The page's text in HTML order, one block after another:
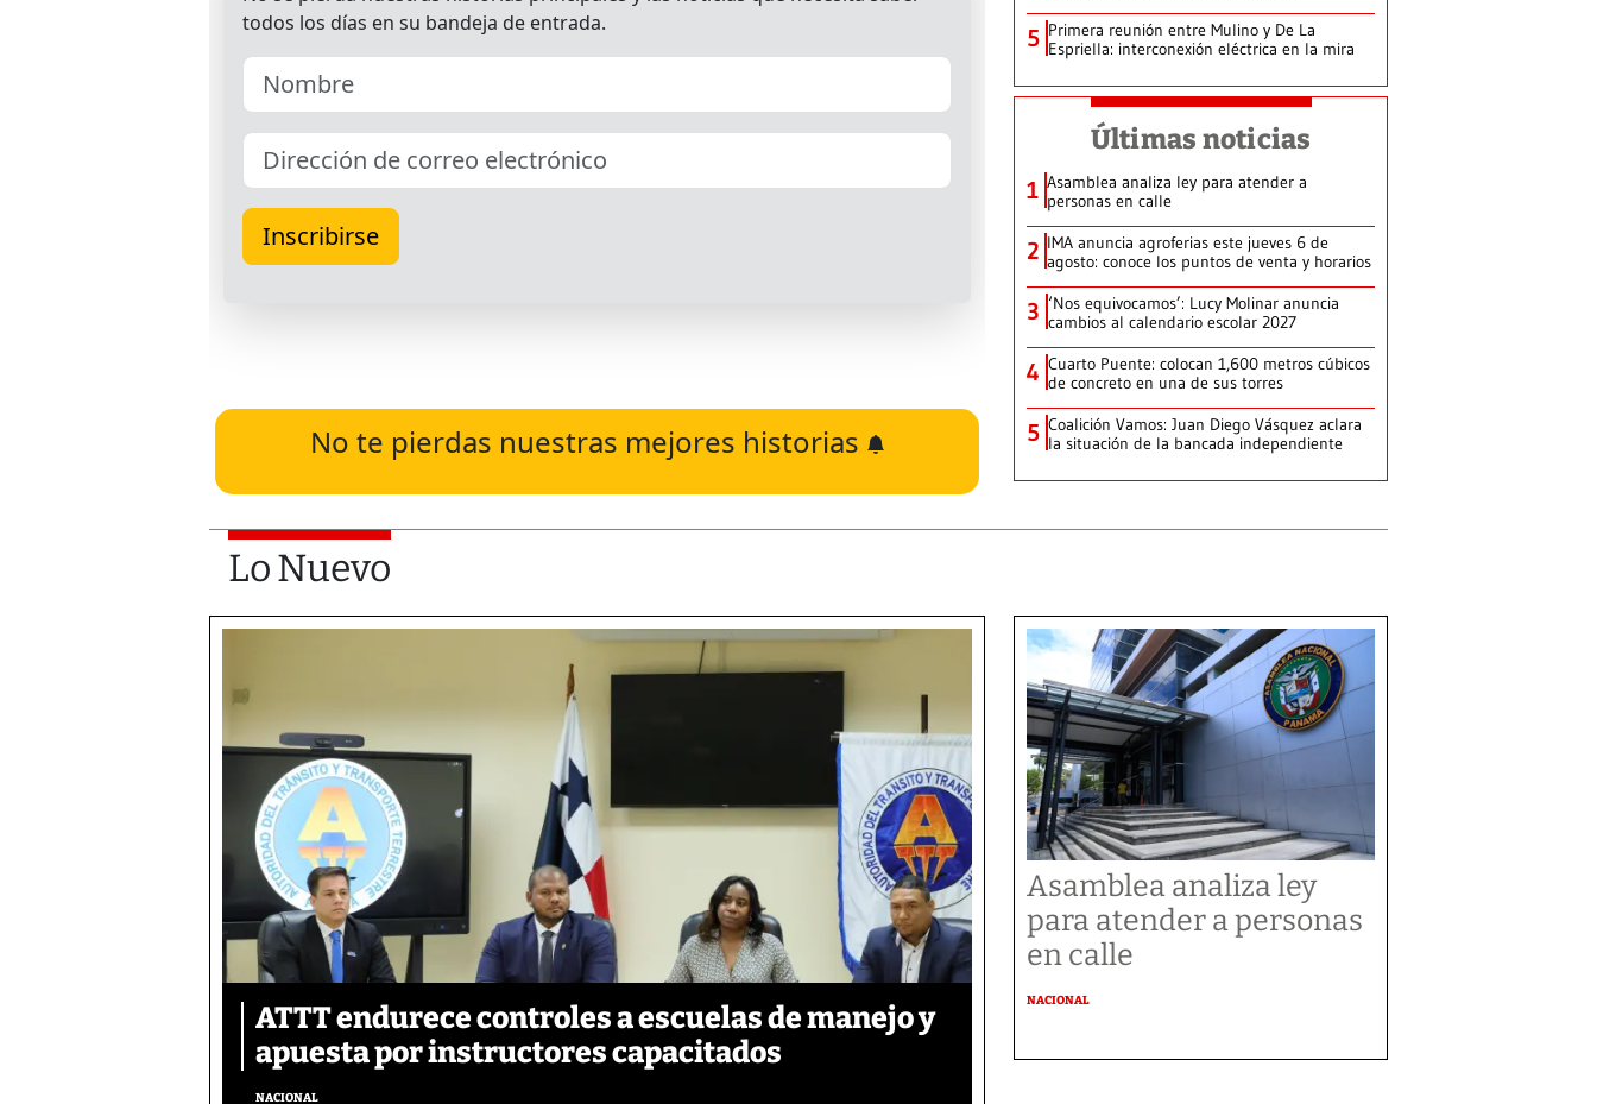
No te pierdas nuestras mejores historias
5 Primera reunión entre Mulino y De La
Espriella: interconexión eléctrica en la mira
Últimas noticias
1 Asamblea analiza ley para atender a
personas en calle
2 IMA anuncia agroferias este jueves 6 de
agosto: conoce los puntos de venta y horarios
3 ‘Nos equivocamos’: Lucy Molinar anuncia
cambios al calendario escolar 2027
4 Cuarto Puente: colocan 1,600 metros cúbicos
de concreto en una de sus torres
5 Coalición Vamos: Juan Diego Vásquez aclara
la situación de la bancada independiente
Lo Nuevo
ATTT endurece controles a escuelas de manejo y
apuesta por instructores capacitados
NACIONAL
Asamblea analiza ley
para atender a personas
en calle
NACIONAL